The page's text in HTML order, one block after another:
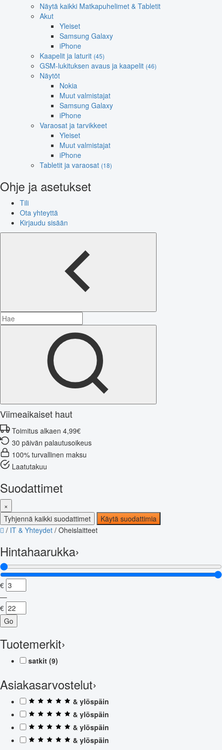
Näytä kaikki Matkapuhelimet & Tabletit
Akut
Yleiset
Samsung Galaxy
iPhone
Kaapelit ja laturit (45)
GSM-lukituksen avaus ja kaapelit (46)
Näytöt
Nokia
Muut valmistajat
Samsung Galaxy
iPhone
Varaosat ja tarvikkeet
Yleiset
Muut valmistajat
iPhone
Tabletit ja varaosat (18)
Ohje ja asetukset
Tili
Ota yhteyttä
Kirjaudu sisään
Viimeaikaiset haut
Toimitus alkaen 4,99€
30 päivän palautusoikeus
100% turvallinen maksu
Laatutakuu
Suodattimet
×
Tyhjennä kaikki suodattimet
Käytä suodattimia
/ IT & Yhteydet / Oheislaitteet
Hintahaarukka›
€
—
€
Go
Tuotemerkit›
satkit (9)
Asiakasarvostelut›
& ylöspäin
& ylöspäin
& ylöspäin
& ylöspäin